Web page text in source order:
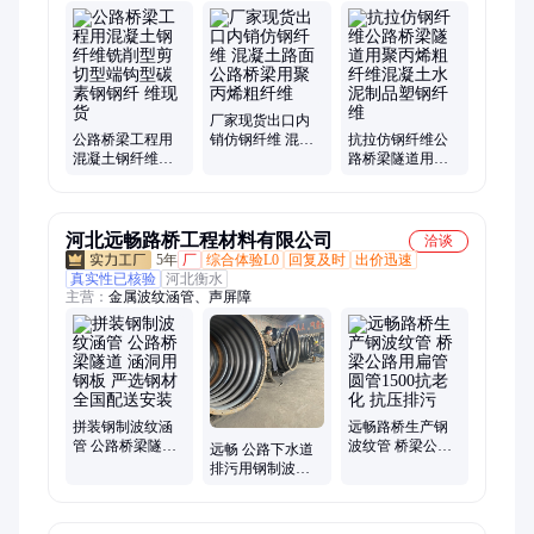
维、玻璃纤维毡布、塑钢纤维、聚丙烯网状纤维、玄武岩纤维、
聚丙烯腈纤维、纤维素纤维、聚酯纤维、聚丙烯粗纤维、改性玻
璃纤维、玻纤粉、木质素纤维、钢纤维、聚乙烯醇纤维、混凝土
纤维
公路桥梁工程用
混凝土钢纤维铣
厂家现货出口内
销仿钢纤维 混凝
抗拉仿钢纤维公
路桥梁隧道用聚
河北远畅路桥工程材料有限公司
洽谈
5年 厂 综合体验L0 回复及时 出价迅速
真实性已核验 河北衡水
主营： 金属波纹涵管、声屏障
拼装钢制波纹涵
管 公路桥梁隧道
远畅 公路下水道
排污用钢制波纹
远畅路桥生产钢
波纹管 桥梁公路